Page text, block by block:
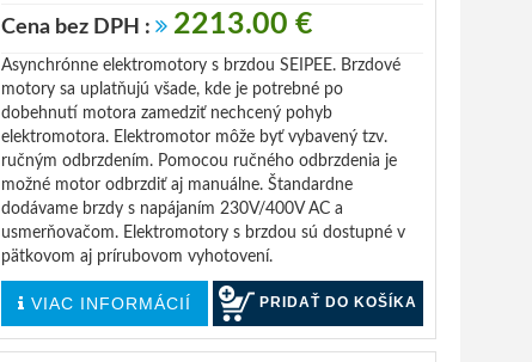
Cena bez DPH : 2213.00 €
Asynchrónne elektromotory s brzdou SEIPEE. Brzdové
motory sa uplatňujú všade, kde je potrebné po
dobehnutí motora zamedziť nechcený pohyb
elektromotora. Elektromotor môže byť vybavený tzv.
ručným odbrzdením. Pomocou ručného odbrzdenia je
možné motor odbrzdiť aj manuálne. Štandardne
dodávame brzdy s napájaním 230V/400V AC a
usmerňovačom. Elektromotory s brzdou sú dostupné v
pätkovom aj prírubovom vyhotovení.
VIAC INFORMÁCIÍ PRIDAŤ DO KOŠÍKA